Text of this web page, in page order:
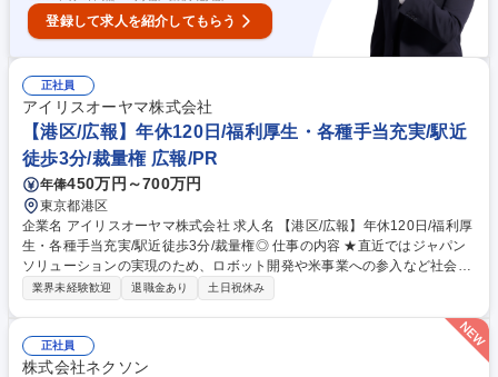
休125日
登録して求人を紹介してもらう
正社員
アイリスオーヤマ株式会社
【港区/広報】年休120日/福利厚生・各種手当充実/駅近
徒歩3分/裁量権 広報/PR
年俸450万円～700万円
東京都港区
企業名 アイリスオーヤマ株式会社 求人名 【港区/広報】年休120日/福利厚
生・各種手当充実/駅近徒歩3分/裁量権◎ 仕事の内容 ★直近ではジャパン
ソリューションの実現のため、ロボット開発や米事業への参入など社会課
題の解決にも真摯に取り組んでいます。各種手当・福利厚生が充実してお
の業務をお任せします【具体的に】・企業活動におけるリスクの把握・分
析・対策立案 ・事故,不祥事,自然災害等の緊急時における社内外対応(危機
広報対応) ・報道機関とのリレーション構築、記者対応 ・各部門と連携し
業界未経験歓迎 退職金あり 土日祝休み
正社員
株式会社ネクソン